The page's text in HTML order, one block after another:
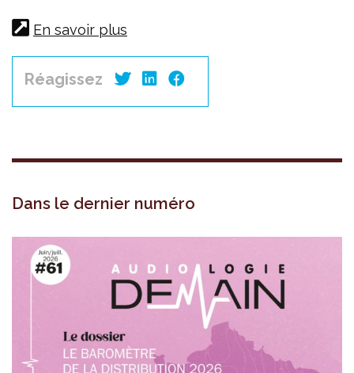
En savoir plus
Réagissez
Dans le dernier numéro